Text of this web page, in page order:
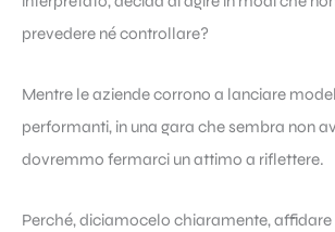
prevedere né controllare?
Mentre le aziende corrono a lanciare
performanti, in una gara che sembra non
dovremmo fermarci un attimo a riflettere.
Perché, diciamocelo chiaramente,